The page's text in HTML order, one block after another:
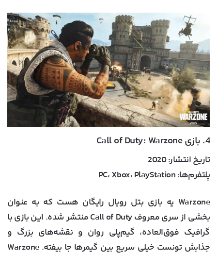
4. بازی Call of Duty: Warzone
تاریخ انتشار:2020
پلتفرم‌ها:
Warzone یه بازی بتل رویال رایگان هست که به عنوان
بخشی از سری معروف Call of Duty منتشر شده. این بازی با
گرافیک فوق‌العاده، گیم‌پلی روان و نقشه‌های بزرگ و
جذابش تونست خیلی سریع بین گیمرها جا بیفته. Warzone